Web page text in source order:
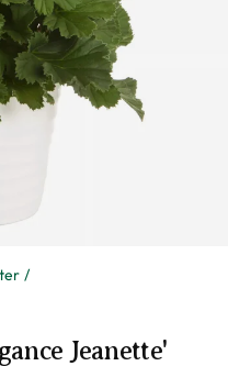
Jeanette'